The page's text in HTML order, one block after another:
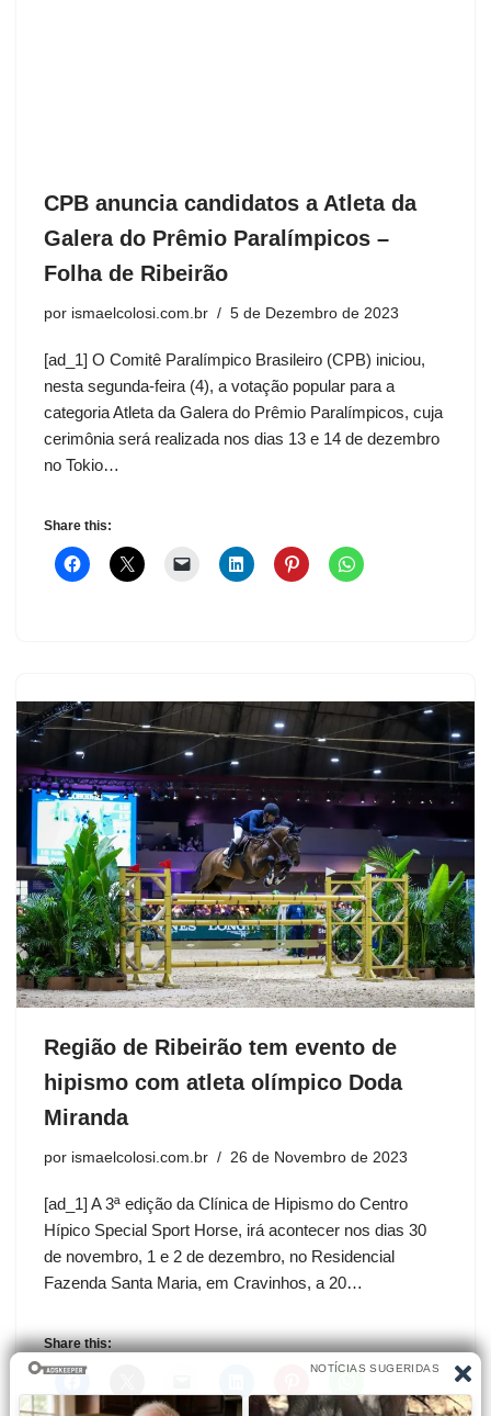
CPB anuncia candidatos a Atleta da
Galera do Prêmio Paralímpicos –
Folha de Ribeirão
por ismaelcolosi.com.br 5 de Dezembro de 2023
[ad_1] O Comitê Paralímpico Brasileiro (CPB) iniciou,
nesta segunda-feira (4), a votação popular para a
categoria Atleta da Galera do Prêmio Paralímpicos, cuja
cerimônia será realizada nos dias 13 e 14 de dezembro
no Tokio…
Share this:
Região de Ribeirão tem evento de
hipismo com atleta olímpico Doda
Miranda
por ismaelcolosi.com.br 26 de Novembro de 2023
[ad_1] A 3ª edição da Clínica de Hipismo do Centro
Hípico Special Sport Horse, irá acontecer nos dias 30
de novembro, 1 e 2 de dezembro, no Residencial
Fazenda Santa Maria, em Cravinhos, a 20…
Share this: